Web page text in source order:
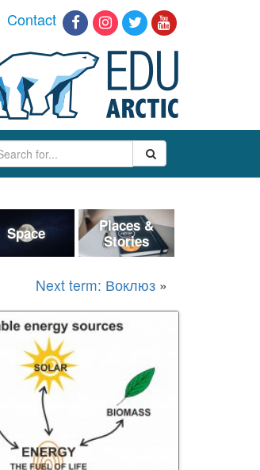
Contact
Space
Places &
Stories
Next term: Воклюз »